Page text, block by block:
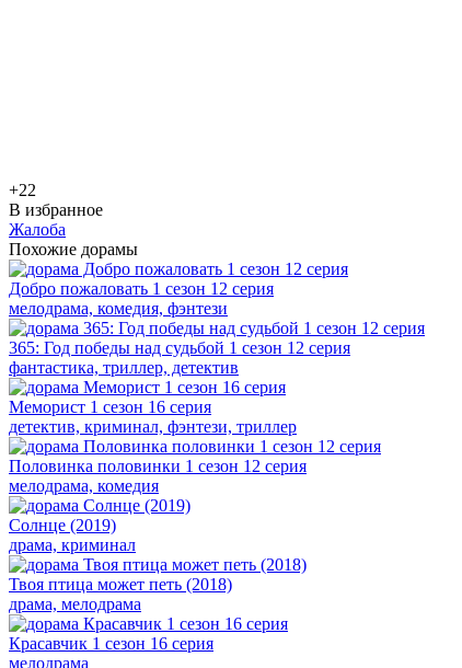
+22
В избранное
Жалоба
Похожие дорамы
Добро пожаловать 1 сезон 12 серия
мелодрама, комедия, фэнтези
365: Год победы над судьбой 1 сезон 12 серия
фантастика, триллер, детектив
Меморист 1 сезон 16 серия
детектив, криминал, фэнтези, триллер
Половинка половинки 1 сезон 12 серия
мелодрама, комедия
Солнце (2019)
драма, криминал
Твоя птица может петь (2018)
драма, мелодрама
Красавчик 1 сезон 16 серия
мелодрама